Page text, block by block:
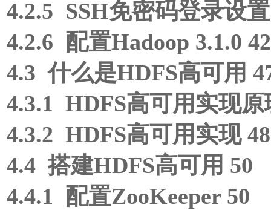
4.2.5 SSH免密码登录设
4.2.6 配置Hadoop 3.1.0 42
4.3 什么是HDFS高可用
4.3.1 HDFS高可用实现原
4.3.2 HDFS高可用实现 48
4.4 搭建HDFS高可用 50
4.4.1 配置ZooKeeper 50